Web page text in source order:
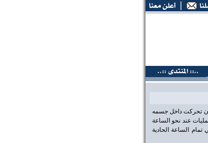
عين على الحقيقة،، منتديات البحرين، عين على
أن تحركت داخل جسمه
عند نحو الساعة
الساعة الحادية